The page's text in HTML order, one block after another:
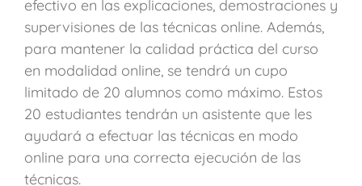
efectivo en las explicaciones, demostraciones y
supervisiones de las técnicas online. Además,
para mantener la calidad práctica del curso
en modalidad online, se tendrá un cupo
limitado de 20 alumnos como máximo. Estos
20 estudiantes tendrán un asistente que les
ayudará a efectuar las técnicas en modo
online para una correcta ejecución de las
técnicas.